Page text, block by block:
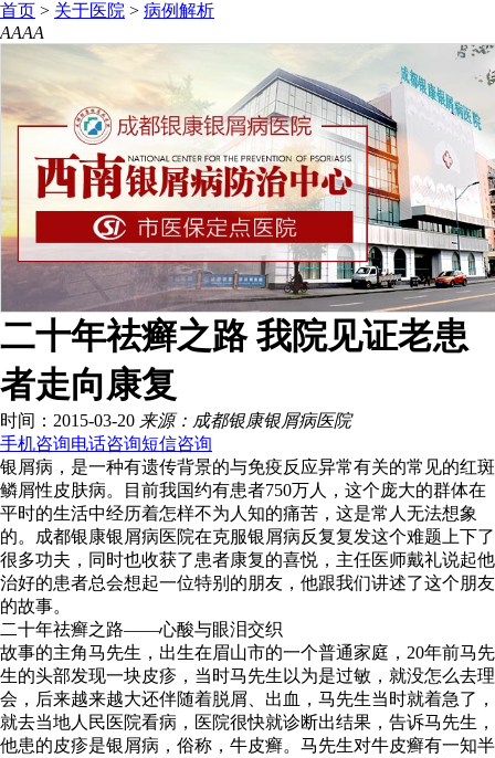
首页 > 关于医院 > 病例解析
AAAA
二十年祛癣之路 我院见证老患
者走向康复
时间：2015-03-20 来源：成都银康银屑病医院
手机咨询电话咨询短信咨询
银屑病，是一种有遗传背景的与免疫反应异常有关的常见的红斑
鳞屑性皮肤病。目前我国约有患者750万人，这个庞大的群体在
平时的生活中经历着怎样不为人知的痛苦，这是常人无法想象
的。成都银康银屑病医院在克服银屑病反复复发这个难题上下了
很多功夫，同时也收获了患者康复的喜悦，主任医师戴礼说起他
治好的患者总会想起一位特别的朋友，他跟我们讲述了这个朋友
的故事。
二十年祛癣之路——心酸与眼泪交织
故事的主角马先生，出生在眉山市的一个普通家庭，20年前马先
生的头部发现一块皮疹，当时马先生以为是过敏，就没怎么去理
会，后来越来越大还伴随着脱屑、出血，马先生当时就着急了，
就去当地人民医院看病，医院很快就诊断出结果，告诉马先生，
他患的皮疹是银屑病，俗称，牛皮癣。马先生对牛皮癣有一知半